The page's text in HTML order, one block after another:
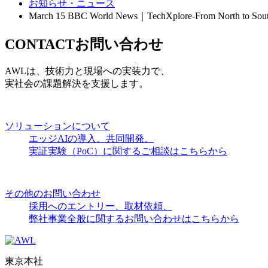
お知らせ・ニュース
March 15 BBC World News｜TechXplore-From North to
CONTACTお問い合わせ
AWLは、技術力と現場への実装力で、
実社会の課題解決を支援します。
ソリューションについて
エッジAIの導入、共同開発、
実証実験（PoC）に関するご相談はこちらから
その他のお問い合わせ
採用へのエントリー、取材依頼、
弊社事業全般に関するお問い合わせはこちらから
東京本社